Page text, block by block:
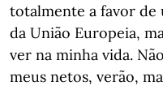
totalmente a favor
da União Europeia,
ver na minha vida.
meus netos, verão,